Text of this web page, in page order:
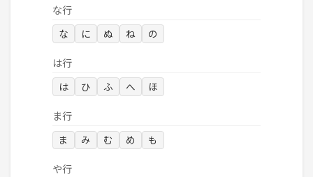
な行
な に ぬ ね の
は行
は ひ ふ へ ほ
ま行
ま み む め も
や行